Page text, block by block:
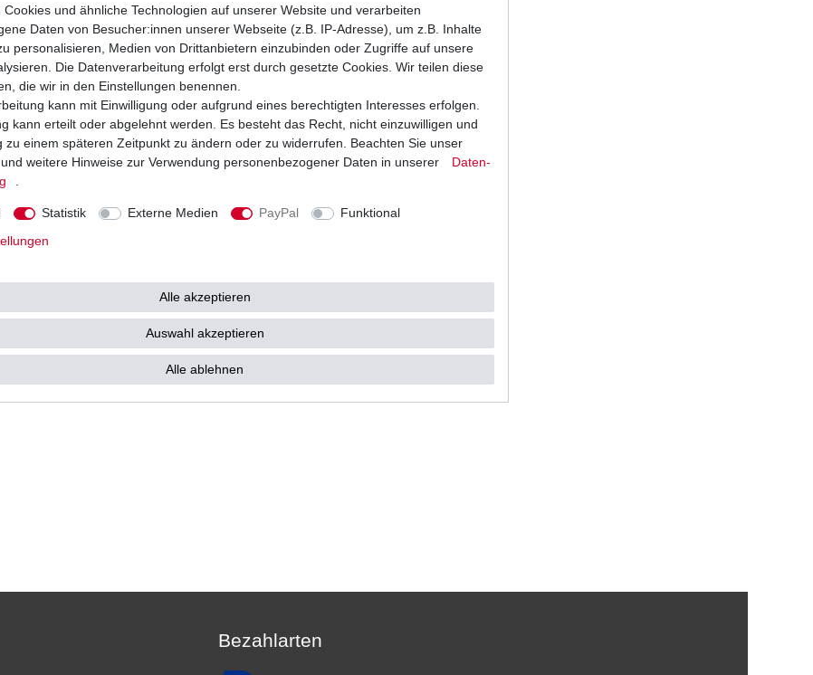
Yamaha WR 250 F
4,50 € *
MwSt.zzgl.Versandkosten
19,90 € *
1 Stück
*inkl. ges. MwSt.zzgl.Versandkosten
Bezahlarten
Cookies und ähnliche Technologien auf unserer Website und verarbeiten
Daten von Besucher:innen unserer Webseite (z.B. IP-Adresse), um z.B. Inhalte
personalisieren, Medien von Drittanbietern einzubinden oder Zugriffe auf unsere
Die Datenverarbeitung erfolgt erst durch gesetzte Cookies. Wir teilen diese
die wir in den Einstellungen benennen.
kann mit Einwilligung oder aufgrund eines berechtigten Interesses erfolgen.
kann erteilt oder abgelehnt werden. Es besteht das Recht, nicht einzuwilligen und
zu einem späteren Zeitpunkt zu ändern oder zu widerrufen. Beachten Sie unser
und weitere Hinweise zur Verwendung personenbezogener Daten in unserer
Daten­
Statistik Externe Medien PayPal
Funktional
Alle akzeptieren
Auswahl akzeptieren
Alle ablehnen